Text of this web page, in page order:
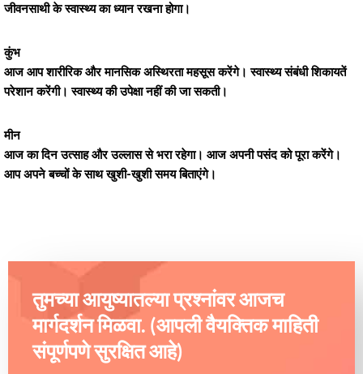
जीवनसाथी के स्वास्थ्य का ध्यान रखना होगा।
कुंभ
आज आप शारीरिक और मानसिक अस्थिरता महसूस करेंगे। स्वास्थ्य संबंधी शिकायतें
परेशान करेंगी। स्वास्थ्य की उपेक्षा नहीं की जा सकती।
मीन
आज का दिन उत्साह और उल्लास से भरा रहेगा। आज अपनी पसंद को पूरा करेंगे।
आप अपने बच्चों के साथ खुशी-खुशी समय बिताएंगे।
तुमच्या आयुष्यातल्या प्रश्नांवर आजच
मार्गदर्शन मिळवा. (आपली वैयक्तिक माहिती
संपूर्णपणे सुरक्षित आहे)